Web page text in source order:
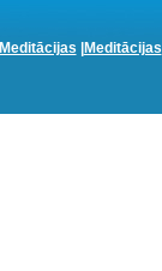
Meditācijas
Meditācijas